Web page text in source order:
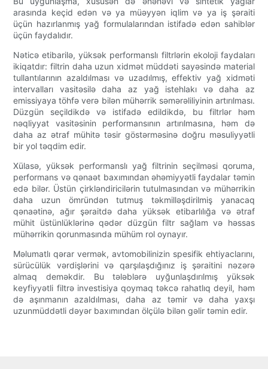
arasında keçid edən və ya müəyyən iqlim və ya iş şəraiti
üçün hazırlanmış yağ formulalarından istifadə edən sahiblər
üçün faydalıdır.
Nəticə etibarilə, yüksək performanslı filtrlərin ekoloji faydaları
ikiqatdır: filtrin daha uzun xidmət müddəti sayəsində material
tullantılarının azaldılması və uzadılmış, effektiv yağ xidməti
intervalları vasitəsilə daha az yağ istehlakı və daha az
emissiyaya töhfə verə bilən mühərrik səmərəliliyinin artırılması.
Düzgün seçildikdə və istifadə edildikdə, bu filtrlər həm
nəqliyyat vasitəsinin performansının artırılmasına, həm də
daha az ətraf mühitə təsir göstərməsinə doğru məsuliyyətli
bir yol təqdim edir.
Xülasə, yüksək performanslı yağ filtrinin seçilməsi qoruma,
performans və qənaət baxımından əhəmiyyətli faydalar təmin
edə bilər. Üstün çirkləndiricilərin tutulmasından və mühərrikin
daha uzun ömründən tutmuş təkmilləşdirilmiş yanacaq
qənaətinə, ağır şəraitdə daha yüksək etibarlılığa və ətraf
mühit üstünlüklərinə qədər düzgün filtr sağlam və həssas
mühərrikin qorunmasında mühüm rol oynayır.
Məlumatlı qərar vermək, avtomobilinizin spesifik ehtiyaclarını,
sürücülük vərdişlərini və qarşılaşdığınız iş şəraitini nəzərə
almaq deməkdir. Bu tələblərə uyğunlaşdırılmış yüksək
keyfiyyətli filtrə investisiya qoymaq təkcə rahatlıq deyil, həm
də aşınmanın azaldılması, daha az təmir və daha yaxşı
uzunmüddətli dəyər baxımından ölçülə bilən gəlir təmin edir.